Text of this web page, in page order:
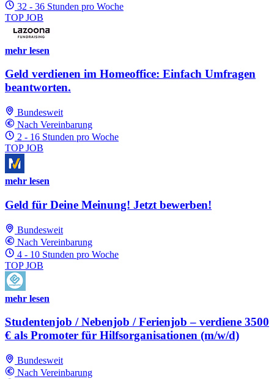
32 - 36 Stunden pro Woche
TOP JOB
mehr lesen
Geld verdienen im Homeoffice: Einfach Umfragen
beantworten.
Bundesweit
Nach Vereinbarung
2 - 16 Stunden pro Woche
TOP JOB
mehr lesen
Geld für Deine Meinung! Jetzt bewerben!
Bundesweit
Nach Vereinbarung
4 - 10 Stunden pro Woche
TOP JOB
mehr lesen
Studentenjob / Nebenjob / Ferienjob – verdiene 3500
€ als Promoter für Hilfsorganisationen (m/w/d)
Bundesweit
Nach Vereinbarung